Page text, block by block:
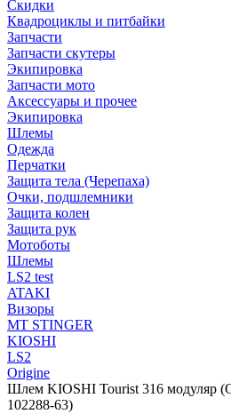
Скидки
Квадроциклы и питбайки
Запчасти
Запчасти скутеры
Экипировка
Запчасти мото
Аксессуары и прочее
Экипировка
Шлемы
Одежда
Перчатки
Защита тела (Черепаха)
Очки, подшлемники
Защита колен
Защита рук
Мотоботы
Шлемы
LS2 test
ATAKI
Визоры
MT STINGER
KIOSHI
LS2
Origine
Шлем KIOSHI Tourist 316 модуляр
102288-63)